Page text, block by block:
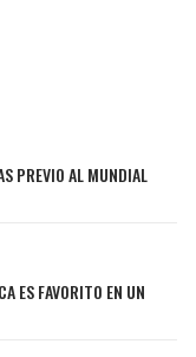
PREVIO AL MUNDIAL
ES FAVORITO EN UN